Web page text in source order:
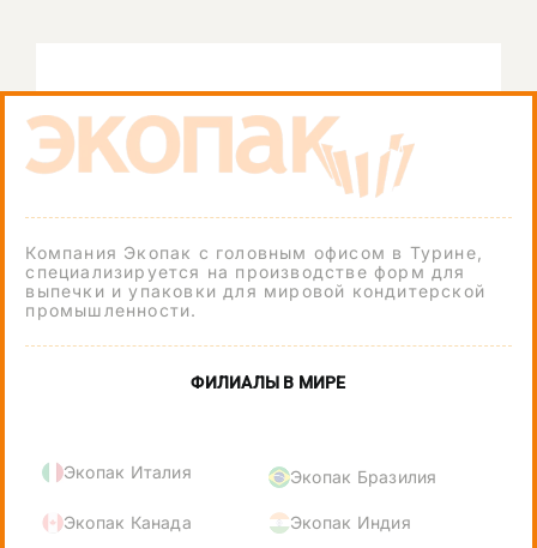
Компания Экопак с головным офисом в Турине,
специализируется на производстве форм для
выпечки и упаковки для мировой кондитерской
промышленности.
ФИЛИАЛЫ В МИРЕ
Экопак Италия Экопак Бразилия
Экопак Канада Экопак Индия